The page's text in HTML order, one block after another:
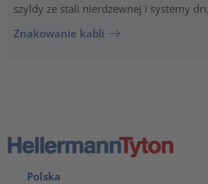
szyldy ze stali nierdzewnej i systemy
Znakowanie kabli
Polska